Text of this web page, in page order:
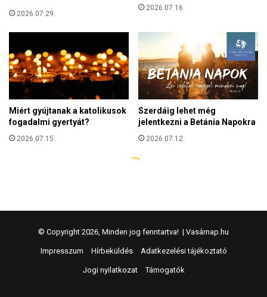
© Copyright 2026, Minden jog fenntartva! | Vasárnap.hu
Impresszum Hírbeküldés Adatkezelési tájékoztató
Jogi nyilatkozat Támogatók